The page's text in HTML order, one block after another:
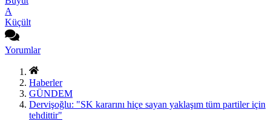
A
Küçült
Yorumlar
Haberler
GÜNDEM
Dervişoğlu: "SK kararını hiçe sayan yaklaşım tüm partiler için
tehdittir"